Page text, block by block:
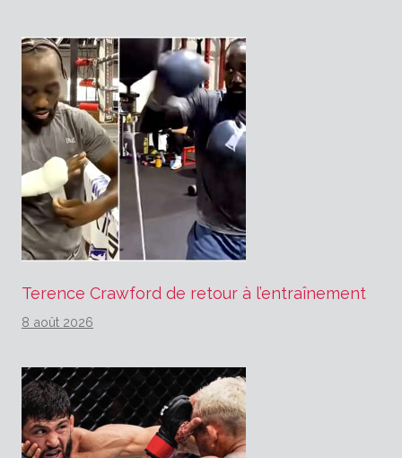
Terence Crawford de retour à l’entraînement
8 août 2026